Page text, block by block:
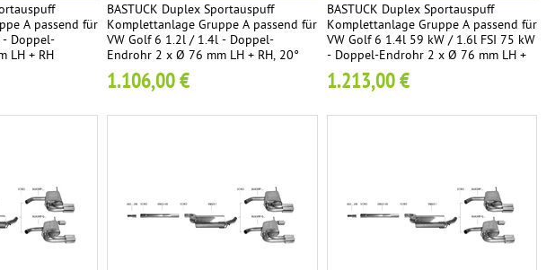
A passend für
Doppel-
LH + RH
BASTUCK Duplex Sportauspuff
Komplettanlage Gruppe A passend für
VW Golf 6 1.2l / 1.4l - Doppel-
Endrohr 2 x Ø 76 mm LH + RH, 20°
schräg geschnitten
1.106,00 €
BASTUCK Duplex Sportauspuff
Komplettanlage Gruppe A passend für
VW Golf 6 1.4l 59 kW / 1.6l FSI 75 kW
- Doppel-Endrohr 2 x Ø 76 mm LH +
RH
1.213,00 €